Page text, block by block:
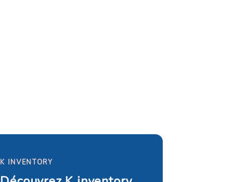
K INVENTORY